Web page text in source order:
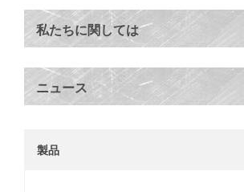
私たちに関しては
ニュース
製品